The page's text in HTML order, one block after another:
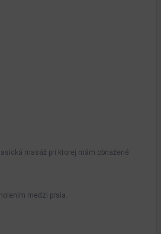
masáž pri ktorej mám obnažené
medzi prsia.